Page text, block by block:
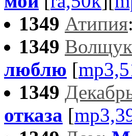
1349 Атипия:
1349
люблю [
1349
отказа [